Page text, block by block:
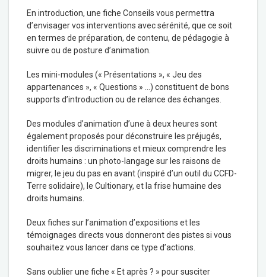
En introduction, une fiche Conseils vous permettra
d’envisager vos interventions avec sérénité, que ce soit
en termes de préparation, de contenu, de pédagogie à
suivre ou de posture d’animation.
Les mini-modules (« Présentations », « Jeu des
appartenances », « Questions » …) constituent de bons
supports d’introduction ou de relance des échanges.
Des modules d’animation d’une à deux heures sont
également proposés pour déconstruire les préjugés,
identifier les discriminations et mieux comprendre les
droits humains : un photo-langage sur les raisons de
migrer, le jeu du pas en avant (inspiré d’un outil du CCFD-
Terre solidaire), le Cultionary, et la frise humaine des
droits humains.
Deux fiches sur l’animation d’expositions et les
témoignages directs vous donneront des pistes si vous
souhaitez vous lancer dans ce type d’actions.
Sans oublier une fiche « Et après ? » pour susciter